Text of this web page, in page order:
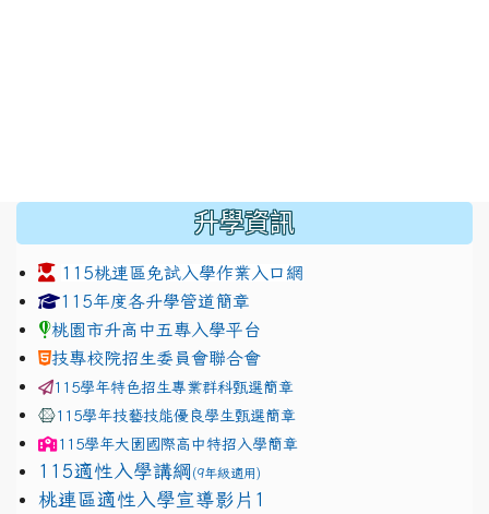
升學資訊
115桃連區免試入學作業入口網
link to https://www.jhjhs.tyc.edu.tw/modules/
115年度各升學管道簡章
桃園市升高中五專入學平台
技專校院招生委員會聯合會
115學年特色招生專業群科甄選簡章
115學年技藝技能優良學生甄選簡章
115學年大園國際高中特招入學簡章
115適性入學講綱 (9年級適用)
link to https://docs.google.com/presentation/d/
桃連區適性入學宣導影片1